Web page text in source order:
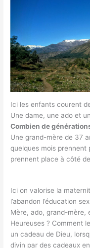
Ici les enfants courent
Une dame, une ado et
Combien de
Une grand-mère de 37
quelques mois prennent
prennent place à côté
Ici on valorise la
l’abandon l’éducation
Mère, ado, grand-mère,
Heureuses ? Comment
un cadeau de Dieu,
divin par des cadeaux